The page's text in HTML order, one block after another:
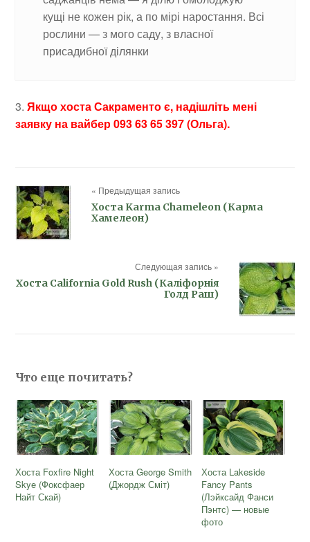
кущі не кожен рік, а по мірі наростання. Всі
рослини — з мого саду, з власної
присадибної ділянки
3. Якщо хоста Сакраменто є, надішліть мені
заявку на вайбер 093 63 65 397 (Ольга).
« Предыдущая запись
Хоста Karma Chameleon (Карма
Хамелеон)
Следующая запись »
Хоста California Gold Rush (Каліфорнія
Голд Раш)
Что еще почитать?
Хоста Foxfire Night
Skye (Фоксфаер
Найт Скай)
Хоста George Smith
(Джордж Сміт)
Хоста Lakeside
Fancy Pants
(Лэйксайд Фанси
Пэнтс) — новые
фото